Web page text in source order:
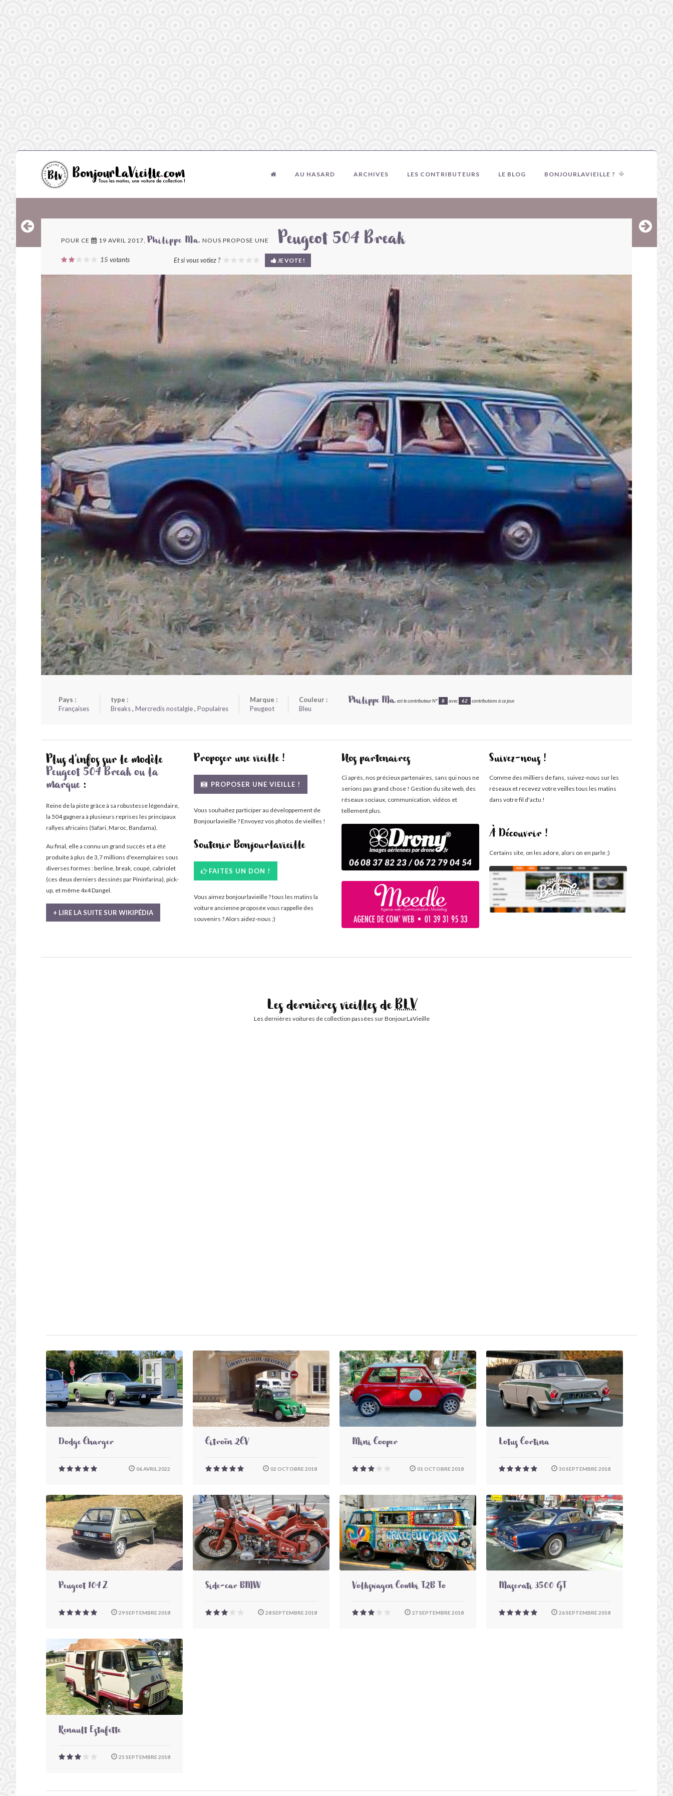
AU HASARD ARCHIVES LES CONTRIBUTEURS LE BLOG BONJOURLAVIEILLE ?
POUR CE 19 AVRIL 2017, Philippe Ma. NOUS PROPOSE UNE Peugeot 504 Break
15 votants Et si vous votiez ? JE VOTE !
Pays :
Françaises
type :
Breaks, Mercredis nostalgie, Populaires
Marque :
Peugeot
Couleur :
Bleu
Philippe Ma. est le contributeur N° 8 avec 62 contributions à ce jour.
Plus d'infos sur le modèle
Peugeot 504 Break ou la
marque:
Reine de la piste grâce à sa robustesse légendaire,
la 504 gagnera à plusieurs reprises les principaux
rallyes africains (Safari, Maroc, Bandama).
Au final, elle a connu un grand succès et a été
produite à plus de 3,7 millions d'exemplaires sous
diverses formes : berline, break, coupé, cabriolet
(ces deux derniers dessinés par Pininfarina), pick-
up, et même 4x4 Dangel.
+ LIRE LA SUITE SUR WIKIPÉDIA
Proposer une vieille !
PROPOSER UNE VIEILLE !
Vous souhaitez participer au développement de
Bonjourlavieille ? Envoyez vos photos de vieilles !
Soutenir Bonjourlavieille
FAITES UN DON !
Vous aimez bonjourlavieille ? tous les matins la
voiture ancienne proposée vous rappelle des
souvenirs ? Alors aidez-nous ;)
Nos partenaires
Ci après, nos précieux partenaires, sans qui nous ne
serions pas grand chose ! Gestion du site web, des
réseaux sociaux, communication, vidéos et
tellement plus.
Suivez-nous !
Comme des milliers de fans, suivez-nous sur les
réseaux et recevez votre veilles tous les matins
dans votre fil d'actu !
À Découvrir !
Certains site, on les adore, alors on en parle ;)
Les dernières vieilles deBLV
Les dernières voitures de collection passées sur BonjourLaVieille
Dodge Charger
06 AVRIL 2022
Citroën 2CV
02 OCTOBRE 2018
Mini Cooper
01 OCTOBRE 2018
Lotus Cortina
30 SEPTEMBRE 2018
Peugeot 104 Z
29 SEPTEMBRE 2018
Side-car BMW
28 SEPTEMBRE 2018
Volkswagen Combi T2B To
27 SEPTEMBRE 2018
Maserati 3500 GT
26 SEPTEMBRE 2018
Renault Estafette
25 SEPTEMBRE 2018